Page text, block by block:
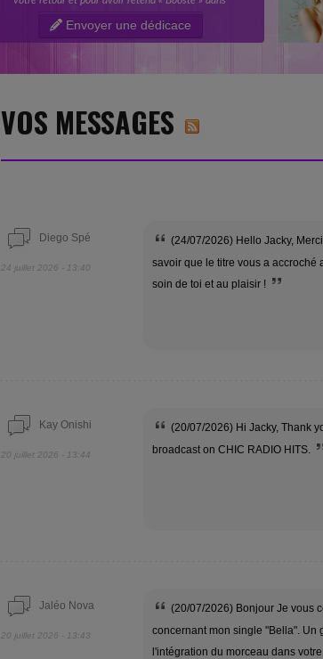
votre catégorie « Nouvelles sensations ». Toute
l’équipe de SINGL Records est ravie...
Envoyer une dédicace
VOS MESSAGES
Diego Spé
24 juillet 2026 - 13:40
(24/07/2026) Hello Jacky,
savoir que le titre vous a accroché
soin de toi et au plaisir !
Kay Onishi
20 juillet 2026 - 13:44
(20/07/2026) Hi Jacky, Thank
broadcast on CHIC RADIO HITS.
Jaléo Nova
20 juillet 2026 - 13:43
(20/07/2026) Bonjour Je vous
concernant mon single "Bella". Un
l'intégration du morceau dans